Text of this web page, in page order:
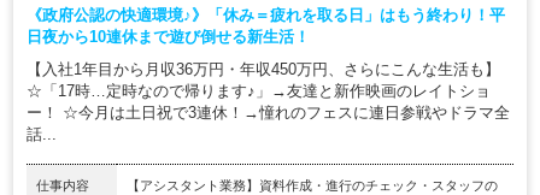
《政府公認の快適環境♪》「休み＝疲れを取る日」はもう終わり！平
日夜から10連休まで遊び倒せる新生活！
【入社1年目から月収36万円・年収450万円、さらにこんな生活も】
☆「17時…定時なので帰ります♪」→友達と新作映画のレイトショ
ー！ ☆今月は土日祝で3連休！→憧れのフェスに連日参戦やドラマ全
話...
仕事内容
【アシスタント業務】資料作成・進行のチェック・スタッフの